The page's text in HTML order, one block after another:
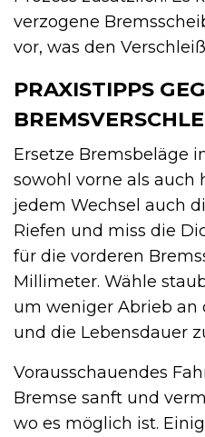
verzogene
vor, was den
PRAXISTIPPS
Ersetze Bremsbeläge
sowohl vorne als auch
jedem Wechsel auch
Riefen und miss die
für die vorderen
Millimeter. Wähle
um weniger Abrieb an
und die Lebensdauer
Vorausschauendes
Bremse sanft und
wo es möglich ist.